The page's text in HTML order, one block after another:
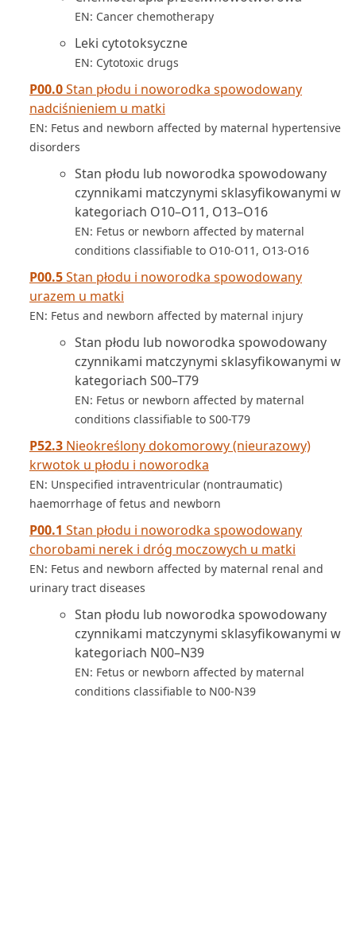
EN: Cancer chemotherapy
Leki cytotoksyczne
EN: Cytotoxic drugs
P00.0Stan płodu i noworodka spowodowany
nadciśnieniem u matki
EN: Fetus and newborn affected by maternal hypertensive
disorders
Stan płodu lub noworodka spowodowany
czynnikami matczynymi sklasyfikowanymi w
kategoriach O10–O11, O13–O16
EN: Fetus or newborn affected by maternal
conditions classifiable to O10-O11, O13-O16
P00.5Stan płodu i noworodka spowodowany
urazem u matki
EN: Fetus and newborn affected by maternal injury
Stan płodu lub noworodka spowodowany
czynnikami matczynymi sklasyfikowanymi w
kategoriach S00–T79
EN: Fetus or newborn affected by maternal
conditions classifiable to S00-T79
P52.3 Nieokreślony dokomorowy (nieurazowy)
krwotok u płodu i noworodka
EN: Unspecified intraventricular (nontraumatic)
haemorrhage of fetus and newborn
P00.1 Stan płodu i noworodka spowodowany
chorobami nerek i dróg moczowych u matki
EN: Fetus and newborn affected by maternal renal and
urinary tract diseases
Stan płodu lub noworodka spowodowany
czynnikami matczynymi sklasyfikowanymi w
kategoriach N00–N39
EN: Fetus or newborn affected by maternal
conditions classifiable to N00-N39